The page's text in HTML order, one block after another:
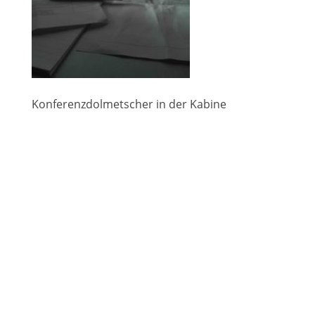
Konferenzdolmetscher in der Kabine